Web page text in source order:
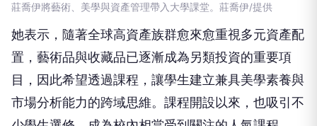
莊喬伊將藝術、美學與資產管理帶入大學課堂。莊喬伊/提供
她表示，隨著全球高資產族群愈來愈重視多元資產配
置，藝術品與收藏品已逐漸成為另類投資的重要項
目，因此希望透過課程，讓學生建立兼具美學素養與
市場分析能力的跨域思維。課程開設以來，也吸引不